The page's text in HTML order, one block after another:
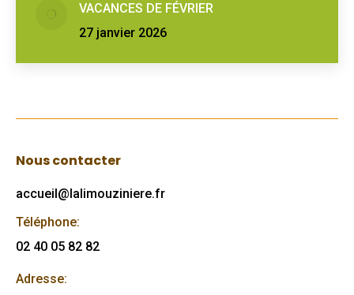
VACANCES DE FÉVRIER
27 janvier 2026
Nous contacter
accueil@lalimouziniere.fr
Téléphone:
02 40 05 82 82
Adresse: